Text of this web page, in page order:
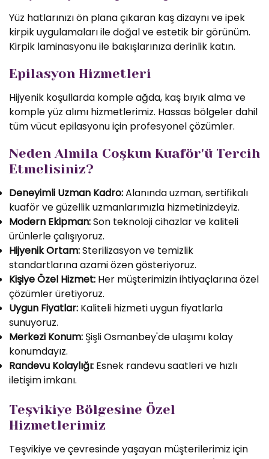
Yüz hatlarınızı ön plana çıkaran kaş dizaynı ve ipek
kirpik uygulamaları ile doğal ve estetik bir görünüm.
Kirpik laminasyonu ile bakışlarınıza derinlik katın.
Epilasyon Hizmetleri
Hijyenik koşullarda komple ağda, kaş bıyık alma ve
komple yüz alımı hizmetlerimiz. Hassas bölgeler dahil
tüm vücut epilasyonu için profesyonel çözümler.
Neden Almila Coşkun Kuaför'ü Tercih
Etmelisiniz?
Deneyimli Uzman Kadro:Alanında uzman, sertifikalı
kuaför ve güzellik uzmanlarımızla hizmetinizdeyiz.
Modern Ekipman:Son teknoloji cihazlar ve kaliteli
ürünlerle çalışıyoruz.
Hijyenik Ortam:Sterilizasyon ve temizlik
standartlarına azami özen gösteriyoruz.
Kişiye Özel Hizmet: Her müşterimizin ihtiyaçlarına özel
çözümler üretiyoruz.
Uygun Fiyatlar: Kaliteli hizmeti uygun fiyatlarla
sunuyoruz.
Merkezi Konum: Şişli Osmanbey'de ulaşımı kolay
konumdayız.
Randevu Kolaylığı: Esnek randevu saatleri ve hızlı
iletişim imkanı.
Teşvikiye Bölgesine Özel
Hizmetlerimiz
Teşvikiye ve çevresinde yaşayan müşterilerimiz için